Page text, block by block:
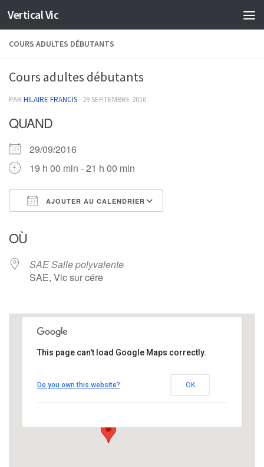
Skip to content
Vertical Vic
COURS ADULTES DÉBUTANTS
Cours adultes débutants
PAR HILAIRE FRANCIS · 29 SEPTEMBRE 2016
QUAND
29/09/2016
19 h 00 min - 21 h 00 min
AJOUTER AU CALENDRIER
OÙ
SAE Salle polyvalente
SAE, Vic sur cére
Évènements
This page can't load Google Maps correctly.
Do you own this website? OK